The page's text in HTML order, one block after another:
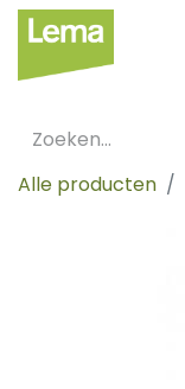
Alle producten